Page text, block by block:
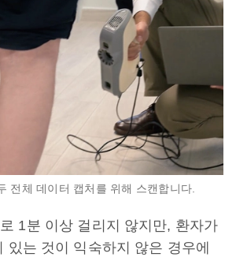
전체 데이터 캡처를 위해 스캔합니다.
1분 이상 걸리지 않지만, 환자가
있는 것이 익숙하지 않은 경우에